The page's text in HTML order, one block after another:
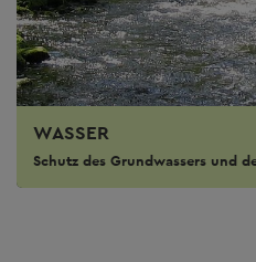
WASSER
Schutz des Grundwassers und